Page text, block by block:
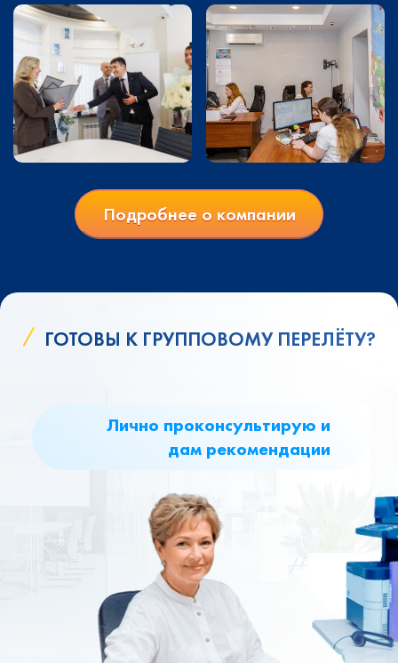
Подробнее о компании
ГОТОВЫ К ГРУППОВОМУ ПЕРЕЛЁТУ?
Лично проконсультирую и
дам рекомендации